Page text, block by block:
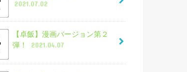
2021.07.02
【卓飯】漫画バージョン第２
弾！
2021.04.07